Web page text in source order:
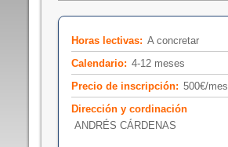
Horas lectivas: A concretar
Calendario: 4-12 meses
Precio de inscripción: 500€/mes.
Dirección y cordinación
ANDRÉS CÁRDENAS